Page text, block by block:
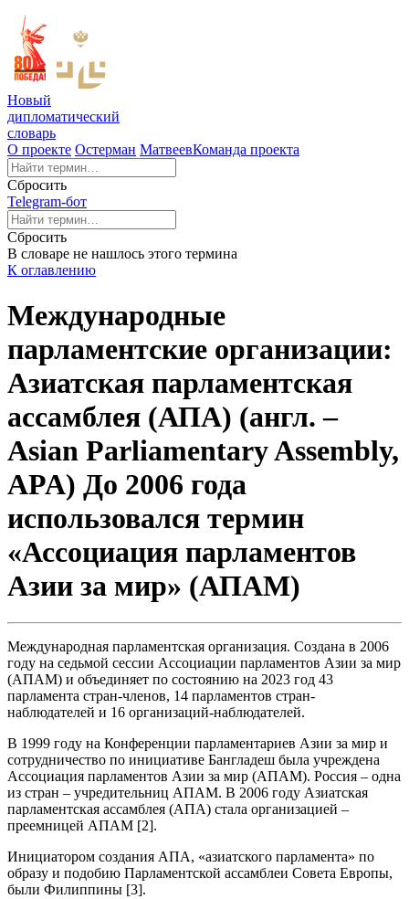
Новый
дипломатический
словарь
О проекте Остерман МатвеевКоманда проекта
Сбросить
Telegram-бот
Сбросить
В словаре не нашлось этого термина
К оглавлению
Международные
парламентские организации:
Азиатская парламентская
ассамблея (АПА) (англ. –
Asian Parliamentary Assembly,
APA) До 2006 года
использовался термин
«Ассоциация парламентов
Азии за мир» (АПАМ)
Международная парламентская организация. Создана в 2006
году на седьмой сессии Ассоциации парламентов Азии за мир
(АПАМ) и объединяет по состоянию на 2023 год 43
парламента стран-членов, 14 парламентов стран-
наблюдателей и 16 организаций-наблюдателей.
В 1999 году на Конференции парламентариев Азии за мир и
сотрудничество по инициативе Бангладеш была учреждена
Ассоциация парламентов Азии за мир (АПАМ). Россия – одна
из стран – учредительниц АПАМ. В 2006 году Азиатская
парламентская ассамблея (АПА) стала организацией –
преемницей АПАМ [2].
Инициатором создания АПА, «азиатского парламента» по
образу и подобию Парламентской ассамблеи Совета Европы,
были Филиппины [3].